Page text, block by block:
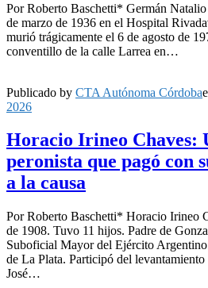
Por Roberto Baschetti* Germán
de marzo de 1936 en el Hospital
murió trágicamente el 6 de agosto de
conventillo de la calle Larrea en…
Publicado by CTA Autónoma Córdoba
2026
Horacio Irineo Chaves:
peronista que pagó con
a la causa
Por Roberto Baschetti* Horacio Irineo
de 1908. Tuvo 11 hijos. Padre de
Suboficial Mayor del Ejército
de La Plata. Participó del
José…